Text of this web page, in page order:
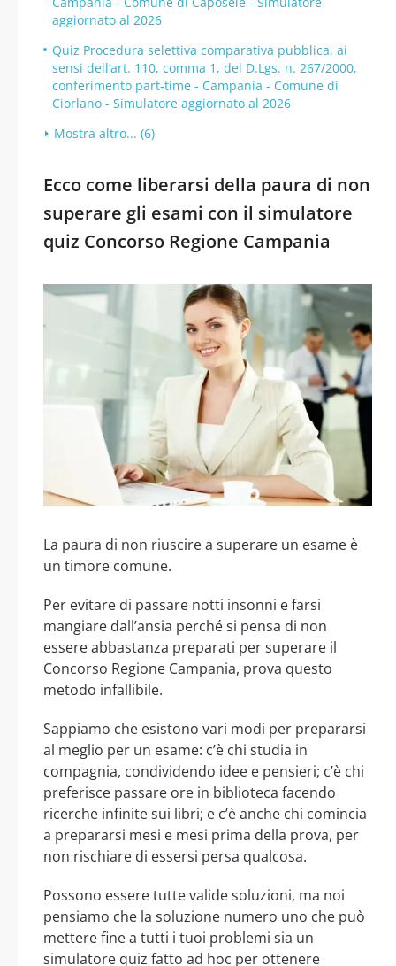
aggiornato al 2026
Quiz Procedura selettiva comparativa pubblica, ai
sensi dell’art. 110, comma 1, del D.Lgs. n. 267/2000,
conferimento part-time - Campania - Comune di
Ciorlano - Simulatore aggiornato al 2026
Mostra altro... (6)
Ecco come liberarsi della paura di non
superare gli esami con il simulatore
quiz Concorso Regione Campania
La paura di non riuscire a superare un esame è
un timore comune.
Per evitare di passare notti insonni e farsi
mangiare dall’ansia perché si pensa di non
essere abbastanza preparati per superare il
Concorso Regione Campania, prova questo
metodo infallibile.
Sappiamo che esistono vari modi per prepararsi
al meglio per un esame: c’è chi studia in
compagnia, condividendo idee e pensieri; c’è chi
preferisce passare ore in biblioteca facendo
ricerche infinite sui libri; e c’è anche chi comincia
a prepararsi mesi e mesi prima della prova, per
non rischiare di essersi persa qualcosa.
Possono essere tutte valide soluzioni, ma noi
pensiamo che la soluzione numero uno che può
mettere fine a tutti i tuoi problemi sia un
simulatore quiz fatto ad hoc per ottenere